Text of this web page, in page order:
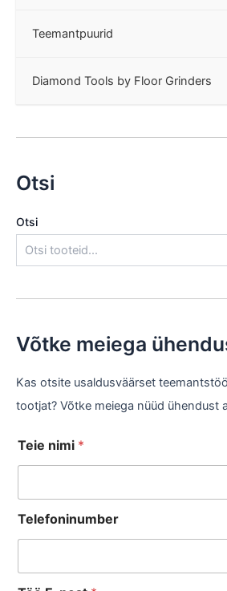
Teemantpuurid
Diamond Tools by Floor Grinders
Otsi
Otsi
Võtke meiega
Kas otsite usaldusväärset
tootjat? Võtke meiega nüüd ühendust
P
g
u
Teie nimi *
Telefoninumber